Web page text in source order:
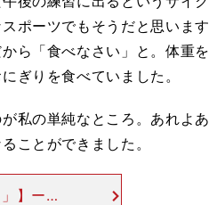
ポーツでもそうだと思います
ら「食べなさい」と。体重を
ぎりを食べていました。
私の単純なところ。あれよあ
ことができました。
】ーー